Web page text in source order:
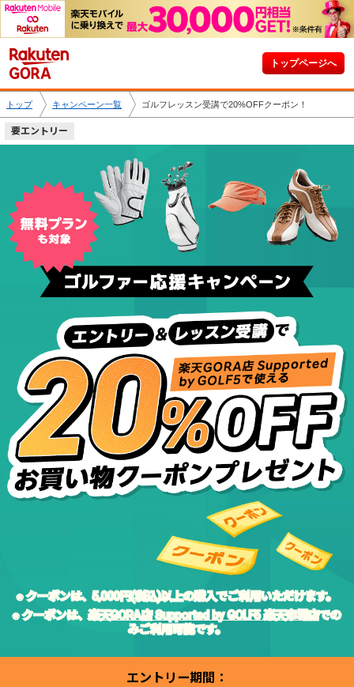
トップページへ
トップ キャンペーン一覧 ゴルフレッスン受講で20%OFFクーポン！
要エントリー
※ クーポンは、5,000円(税込)以上の購入でご利用いただけます。
※ クーポンは、楽天GORA店 Supported by GOLF5 楽天市場店 での
みご利用可能です。
エントリー期間：